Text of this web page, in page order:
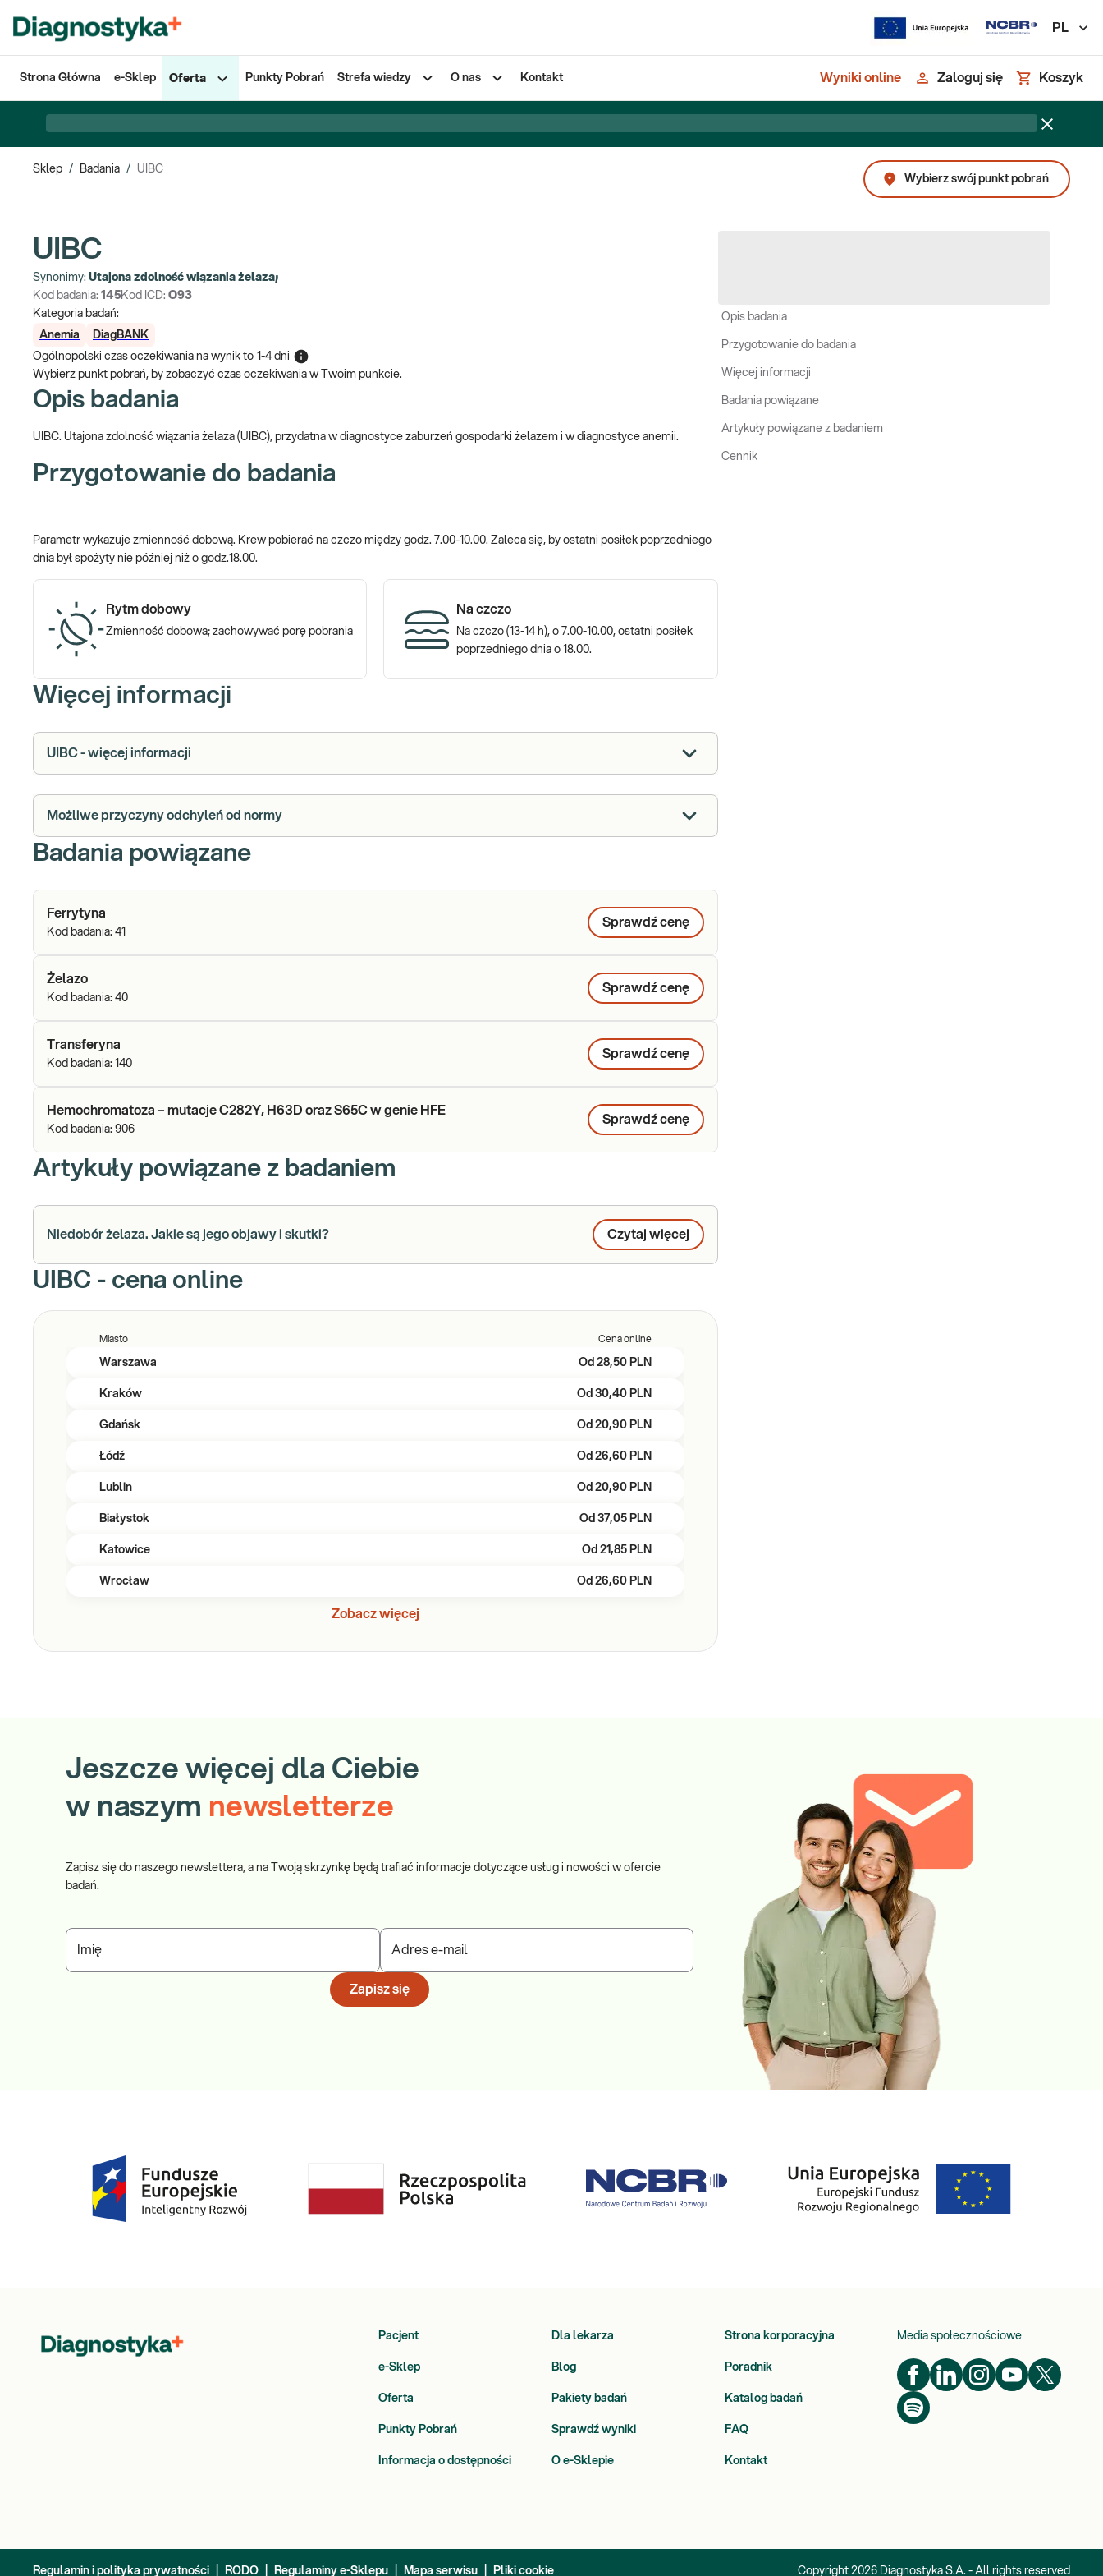
PL
Strona Główna e-Sklep Oferta Punkty Pobrań Strefa wiedzy O nas Kontakt Wyniki online Zaloguj się Koszyk
Sklep / Badania / UIBC
Wybierz swój punkt pobrań
UIBC
Synonimy: Utajona zdolność wiązania żelaza;
Kod badania: 145Kod ICD: O93
Kategoria badań:
Anemia
DiagBANK
Ogólnopolski czas oczekiwania na wynik to 1-4 dni
Wybierz punkt pobrań, by zobaczyć czas oczekiwania w Twoim punkcie.
Opis badania
UIBC. Utajona zdolność wiązania żelaza (UIBC), przydatna w diagnostyce zaburzeń gospodarki żelazem i w diagnostyce anemii.
Przygotowanie do badania
Parametr wykazuje zmienność dobową. Krew pobierać na czczo między godz. 7.00-10.00. Zaleca się, by ostatni posiłek poprzedniego
dnia był spożyty nie później niż o godz.18.00.
Rytm dobowy
Zmienność dobowa; zachowywać porę pobrania
Na czczo
Na czczo (13-14 h), o 7.00-10.00, ostatni posiłek
poprzedniego dnia o 18.00.
Więcej informacji
UIBC - więcej informacji
Możliwe przyczyny odchyleń od normy
Badania powiązane
Ferrytyna
Kod badania: 41
Sprawdź cenę
Żelazo
Kod badania: 40
Sprawdź cenę
Transferyna
Kod badania: 140
Sprawdź cenę
Hemochromatoza – mutacje C282Y, H63D oraz S65C w genie HFE
Kod badania: 906
Sprawdź cenę
Artykuły powiązane z badaniem
Niedobór żelaza. Jakie są jego objawy i skutki? Czytaj więcej
UIBC - cena online
Miasto Cena online
Warszawa Od 28,50 PLN
Kraków Od 30,40 PLN
Gdańsk Od 20,90 PLN
Łódź Od 26,60 PLN
Lublin Od 20,90 PLN
Białystok Od 37,05 PLN
Katowice Od 21,85 PLN
Wrocław Od 26,60 PLN
Zobacz więcej
Opis badania
Przygotowanie do badania
Więcej informacji
Badania powiązane
Artykuły powiązane z badaniem
Cennik
Jeszcze więcej dla Ciebie
w naszym newsletterze
Zapisz się do naszego newslettera, a na Twoją skrzynkę będą trafiać informacje dotyczące usług i nowości w ofercie
badań.
Imię Adres e-mail
Zapisz się
Pacjent Dla lekarza Strona korporacyjna
e-Sklep Blog Poradnik
Oferta Pakiety badań Katalog badań
Punkty Pobrań Sprawdź wyniki FAQ
Informacja o dostępności O e-Sklepie Kontakt
Media społecznościowe
Regulamin i polityka prywatności RODO Regulaminy e-Sklepu Mapa serwisu Pliki cookie Copyright 2026 Diagnostyka S.A. - All rights reserved